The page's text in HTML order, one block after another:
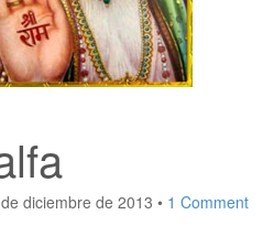
diciembre de 2013 • 1 Comment